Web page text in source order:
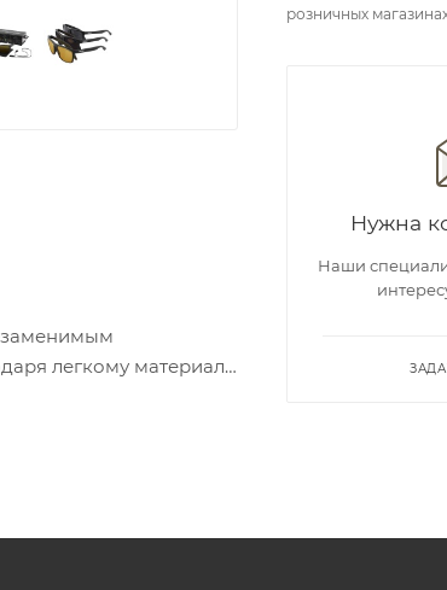
легкому материалу
розничных
Нужна
Наши